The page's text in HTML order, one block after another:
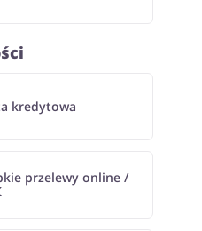
kredytowa
przelewy online /